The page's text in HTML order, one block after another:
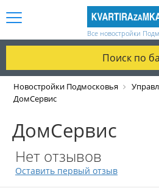
Все новостройки
Поиск по
Новостройки Подмосковья
ДомСервис
ДомСервис
Нет отзывов
Оставить первый отзыв